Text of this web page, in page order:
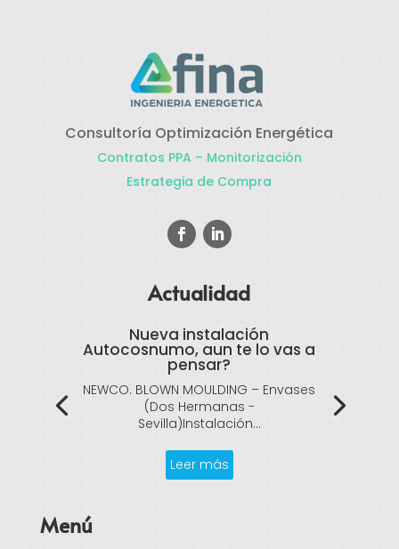
Consultoría Optimización Energética
Contratos PPA – Monitorización
Estrategia de Compra
Actualidad
Nueva instalación
Autocosnumo, aun te lo vas a
pensar?
NEWCO. BLOWN MOULDING – Envases
(Dos Hermanas -
Sevilla)Instalación...
Leer más
Menú